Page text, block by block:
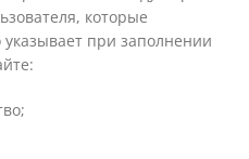
которые
при заполнении